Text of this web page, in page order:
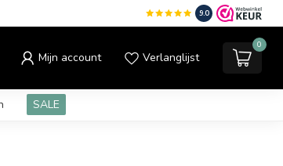
9.0
Mijn account Verlanglijst
0
SALE